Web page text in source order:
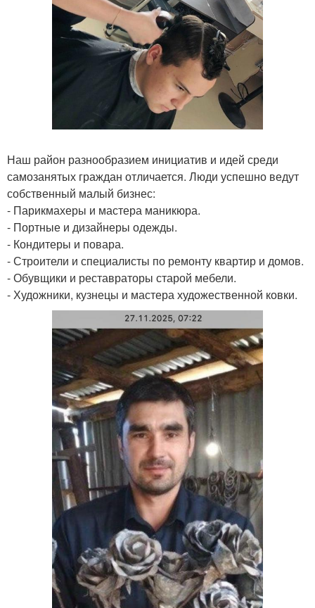
Наш район разнообразием инициатив и идей среди
самозанятых граждан отличается. Люди успешно ведут
собственный малый бизнес:
- Парикмахеры и мастера маникюра.
- Портные и дизайнеры одежды.
- Кондитеры и повара.
- Строители и специалисты по ремонту квартир и домов.
- Обувщики и реставраторы старой мебели.
- Художники, кузнецы и мастера художественной ковки.